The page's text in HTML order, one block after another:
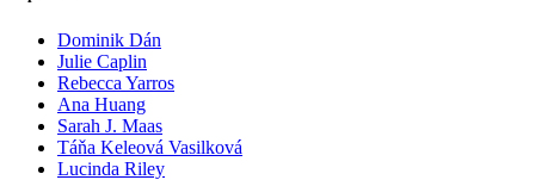
Dominik Dán
Julie Caplin
Rebecca Yarros
Ana Huang
Sarah J. Maas
Táňa Keleová Vasilková
Lucinda Riley